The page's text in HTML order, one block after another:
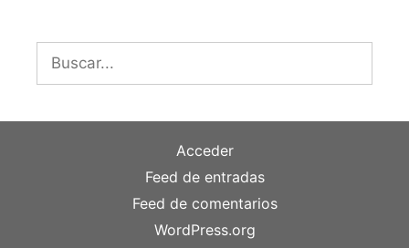
Buscar:
Acceder
Feed de entradas
Feed de comentarios
WordPress.org